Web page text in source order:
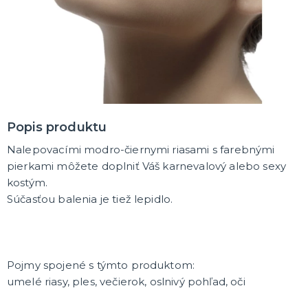
MASKY
Horor masky
Dámske parochne
Fúziky a brady
Spreje na vlasy
ĎALŠIE KATEGÓRIE
PÁRTY A NARODENINOVÁ VÝZDOBA A DOPLNKY
Párty dekorácie a vychytávky
Hry - spoločenské aj intímne
Sexy a šteklivé pre mužov
Popis produktu
Nalepovacími modro-čiernymi riasami s farebnými
pierkami môžete doplniť Váš karnevalový alebo sexy
kostým.
Súčasťou balenia je tiež lepidlo.
Pojmy spojené s týmto produktom:
umelé riasy, ples, večierok, oslnivý pohľad, oči